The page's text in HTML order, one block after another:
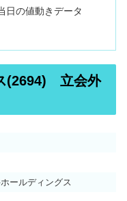
日の値動きデータ
(2694) 立会外
ールディングス